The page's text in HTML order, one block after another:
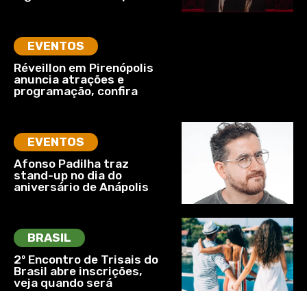
EVENTOS
Réveillon em Pirenópolis
anuncia atrações e
programação, confira
EVENTOS
Afonso Padilha traz
stand-up no dia do
aniversário de Anápolis
BRASIL
2º Encontro de Trisais do
Brasil abre inscrições,
veja quando será